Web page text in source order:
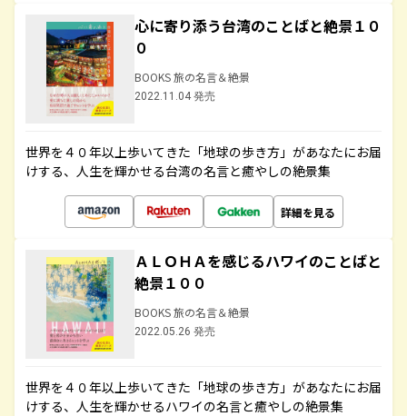
心に寄り添う台湾のことばと絶景１０
０
BOOKS 旅の名言＆絶景
2022.11.04 発売
世界を４０年以上歩いてきた「地球の歩き方」があなたにお届
けする、人生を輝かせる台湾の名言と癒やしの絶景集
詳細を見る
ＡＬＯＨＡを感じるハワイのことばと
絶景１００
BOOKS 旅の名言＆絶景
2022.05.26 発売
世界を４０年以上歩いてきた「地球の歩き方」があなたにお届
けする、人生を輝かせるハワイの名言と癒やしの絶景集